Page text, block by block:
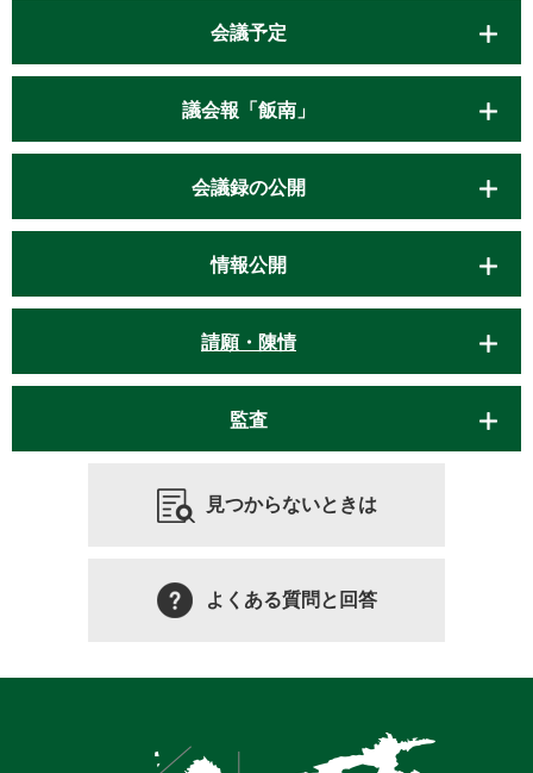
会議予定
議会報「飯南」
会議録の公開
情報公開
請願・陳情
監査
見つからないときは
よくある質問と回答